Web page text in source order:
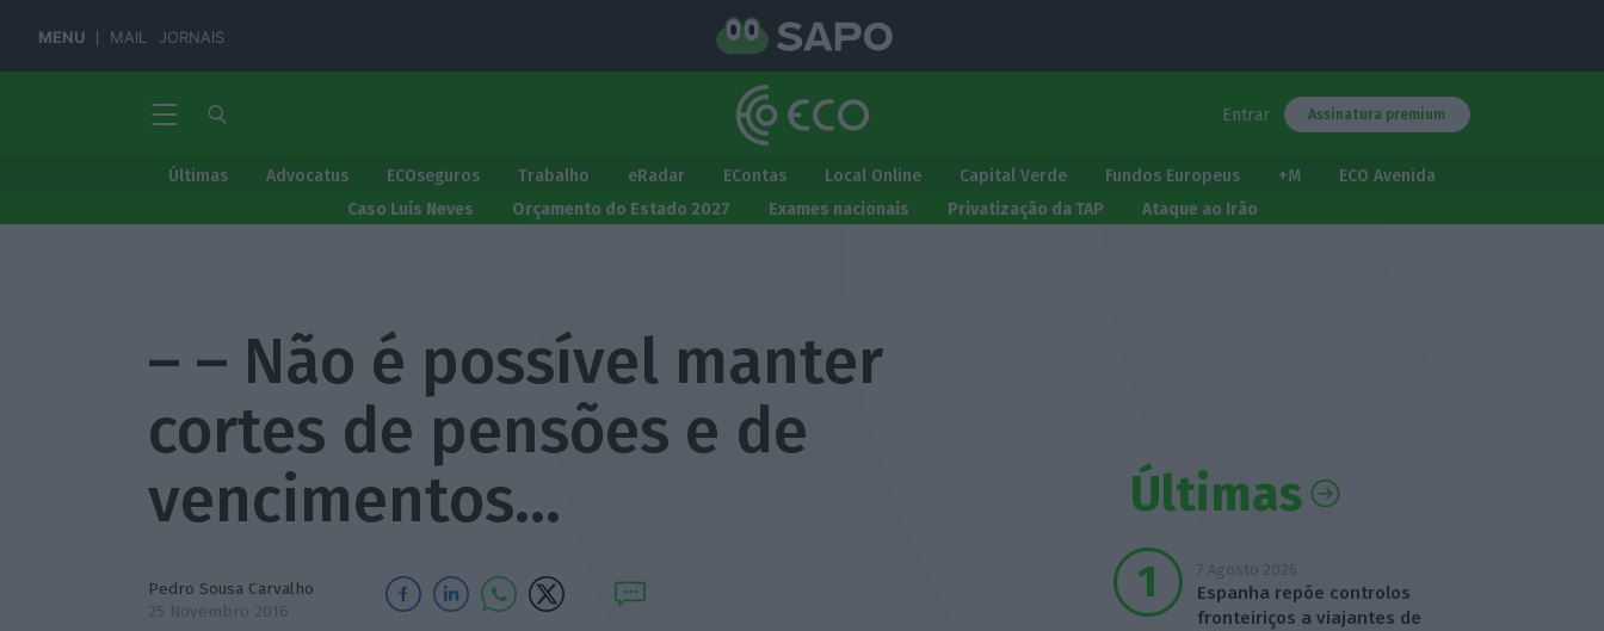
MENU MAIL JORNAIS
Entrar Assinatura premium
Últimas Advocatus ECOseguros Trabalho eRadar EContas Local Online Capital Verde Fundos Europeus +M
ECO Avenida
Caso Luís Neves
Orçamento do Estado 2027 Exames nacionais Privatização da TAP Ataque ao Irão
– – Não é possível manter
cortes de pensões e de
vencimentos…
Pedro Sousa Carvalho
25 Novembro 2016
Últimas
7 Agosto 2026
Espanha repõe controlos
fronteiriços a viajantes de